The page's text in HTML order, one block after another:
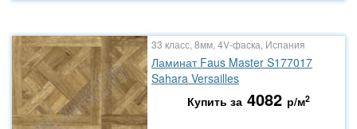
33 класс, 8мм, 4V-фаска, Испания
Ламинат Faus Master S177017
Sahara Versailles
Купить за 4082 р/м2